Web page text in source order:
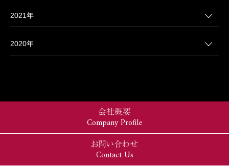
2021年
2020年
会社概要
Company Profile
お問い合わせ
Contact Us